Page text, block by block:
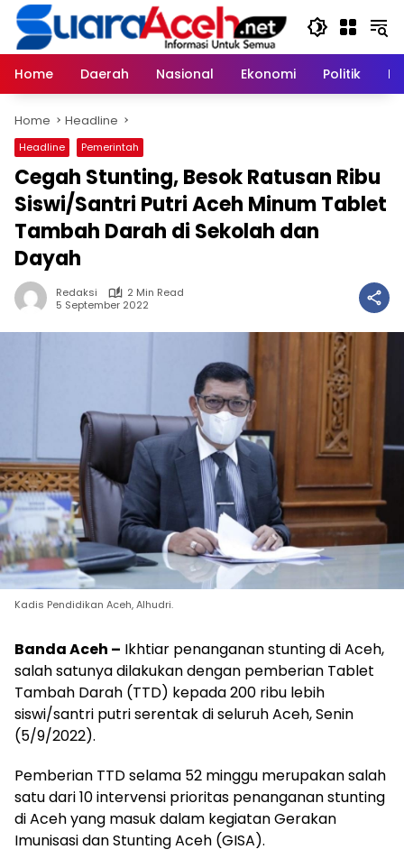
Skip
content
Home
Daerah Nasional Ekonomi Politik
Home Headline
Headline Pemerintah
Cegah Stunting, Besok Ratusan Ribu
Siswi/Santri Putri Aceh Minum Tablet
Tambah Darah di Sekolah dan
Dayah
Redaksi
2 Min Read
5 September 2022
Kadis Pendidikan Aceh, Alhudri.
Banda Aceh – Ikhtiar penanganan stunting di Aceh,
salah satunya dilakukan dengan pemberian Tablet
Tambah Darah (TTD) kepada 200 ribu lebih
siswi/santri putri serentak di seluruh Aceh, Senin
(5/9/2022).
Pemberian TTD selama 52 minggu merupakan salah
satu dari 10 intervensi prioritas penanganan stunting
di Aceh yang masuk dalam kegiatan Gerakan
Imunisasi dan Stunting Aceh (GISA).